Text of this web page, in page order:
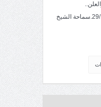
بتاريخ29/1/1446.سماحة الشيخ